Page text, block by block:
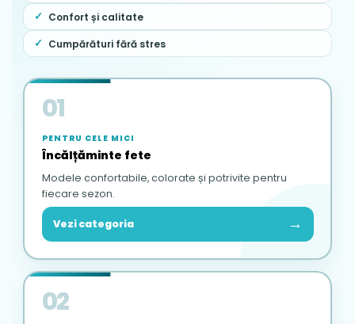
Confort și calitate
Cumpărături fără stres
01
PENTRU CELE MICI
Încălțăminte fete
Modele confortabile, colorate și potrivite pentru
fiecare sezon.
Vezi categoria →
02